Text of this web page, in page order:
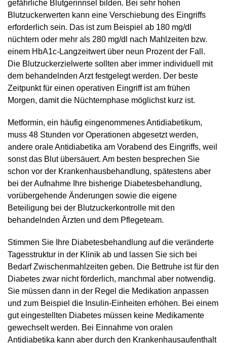
gefährliche Blutgerinnsel bilden. Bei sehr hohen
Blutzuckerwerten kann eine Verschiebung des Eingriffs
erforderlich sein. Das ist zum Beispiel ab 180 mg/dl
nüchtern oder mehr als 280 mg/dl nach Mahlzeiten bzw.
einem HbA1c-Langzeitwert über neun Prozent der Fall.
Die Blutzuckerzielwerte sollten aber immer individuell mit
dem behandelnden Arzt festgelegt werden. Der beste
Zeitpunkt für einen operativen Eingriff ist am frühen
Morgen, damit die Nüchternphase möglichst kurz ist.
Metformin, ein häufig eingenommenes Antidiabetikum,
muss 48 Stunden vor Operationen abgesetzt werden,
andere orale Antidiabetika am Vorabend des Eingriffs, weil
sonst das Blut übersäuert. Am besten besprechen Sie
schon vor der Krankenhausbehandlung, spätestens aber
bei der Aufnahme Ihre bisherige Diabetesbehandlung,
vorübergehende Änderungen sowie die eigene
Beteiligung bei der Blutzuckerkontrolle mit den
behandelnden Ärzten und dem Pflegeteam.
Stimmen Sie Ihre Diabetesbehandlung auf die veränderte
Tagesstruktur in der Klinik ab und lassen Sie sich bei
Bedarf Zwischenmahlzeiten geben. Die Bettruhe ist für den
Diabetes zwar nicht förderlich, manchmal aber notwendig.
Sie müssen dann in der Regel die Medikation anpassen
und zum Beispiel die Insulin-Einheiten erhöhen. Bei einem
gut eingestellten Diabetes müssen keine Medikamente
gewechselt werden. Bei Einnahme von oralen
Antidiabetika kann aber durch den Krankenhausaufenthalt